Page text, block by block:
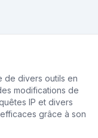
de divers outils en
modifications de
IP et divers
grâce à son